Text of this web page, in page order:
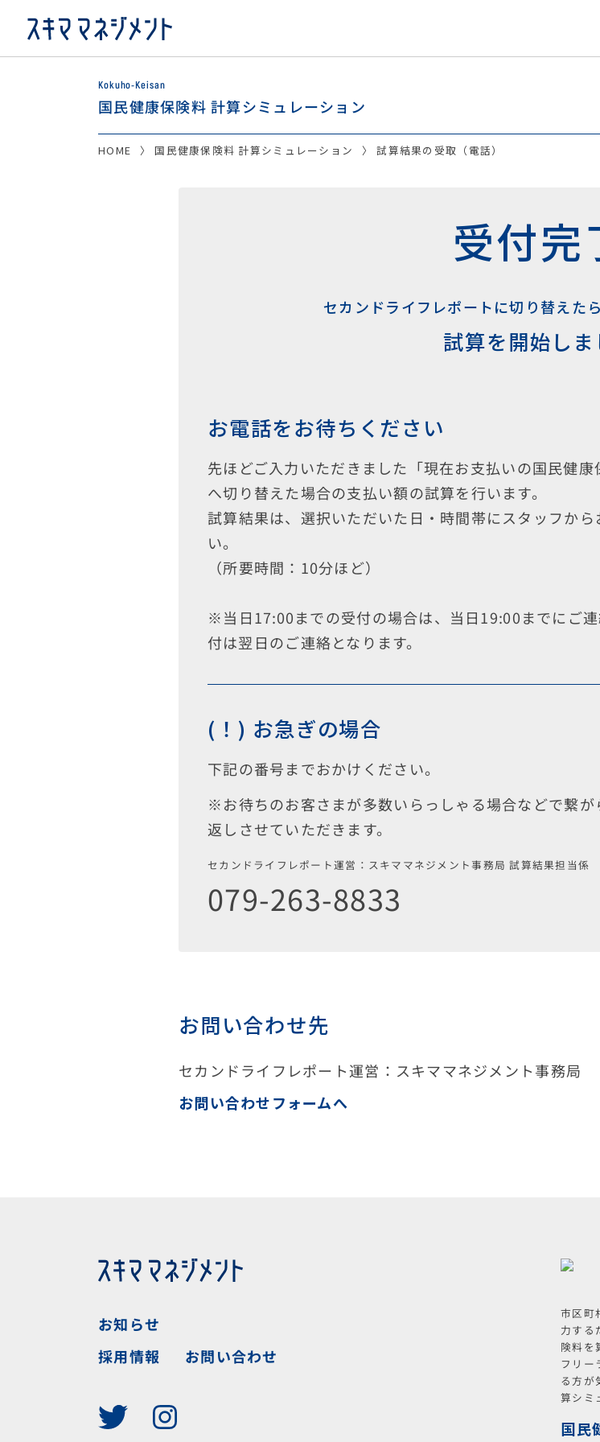
Kokuho-Keisan
国民健康保険料 計算シミュレーション
HOME 国民健康保険料 計算シミュレーション 試算結果の受取（電話）
受付完
セカンドライフレポートに切り替えた
試算を開始しま
お電話をお待ちください
先ほどご入力いただきました「現在お支払いの国民健
へ切り替えた場合の支払い額の試算を行います。
試算結果は、選択いただいた日・時間帯にスタッフか
い。
（所要時間：10分ほど）
※当日17:00までの受付の場合は、当日19:00までにご
付は翌日のご連絡となります。
(！) お急ぎの場合
下記の番号までおかけください。
※お待ちのお客さまが多数いらっしゃる場合などで繋
返しさせていただきます。
セカンドライフレポート運営：スキママネジメント事務局 試算結果担当係
079-263-8833
お問い合わせ先
セカンドライフレポート運営：スキママネジメント事務局
お問い合わせフォームへ
お知らせ
採用情報
お問い合わせ
市区町
力する
険料を
フリー
る方が
算シミ
国民